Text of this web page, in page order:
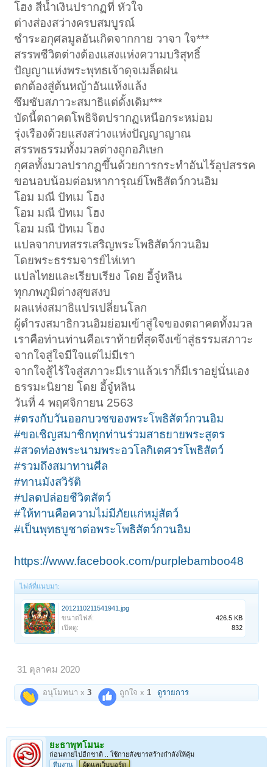
โฮง สีน้ำเงินปรากฏที่ หัวใจ
ต่างส่องสว่างครบสมบูรณ์
ชำระอกุศลมูลอันเกิดจากกาย วาจา ใจ***
สรรพชีวิตต่างต้องแสงแห่งความบริสุทธิ์
ปัญญาแห่งพระพุทธเจ้าดุจเมล็ดฝน
ตกต้องสู่ต้นหญ้าอันแห้งแล้ง
ซึมซับสภาวะสมาธิแต่ดั้งเดิม***
บัดนี้ตถาคตโพธิจิตปรากฏเหนือกระหม่อม
รุ่งเรืองด้วยแสงสว่างแห่งปัญญาญาณ
สรรพธรรมทั้งมวลต่างถูกอภิเษก
กุศลทั้งมวลปรากฏขึ้นด้วยการกระทำอันไร้อุปสรรค
ขอนอบน้อมต่อมหาการุณย์โพธิสัตว์กวนอิม
โอม มณี ปัทเม โฮง
โอม มณี ปัทเม โฮง
โอม มณี ปัทเม โฮง
แปลจากบทสรรเสริญพระโพธิสัตว์กวนอิม
โดยพระธรรมจารย์ไห่เทา
แปลไทยและเรียบเรียง โดย อี้จู๋หลิน
ทุกภพภูมิต่างสุขสงบ
ผลแห่งสมาธิแปรเปลี่ยนโลก
ผู้ดำรงสมาธิกวนอิมย่อมเข้าสู่ใจของตถาคตทั้งมวล
เราคือท่านท่านคือเราท้ายที่สุดจึงเข้าสู่ธรรมสภาวะ
จากใจสู่ใจมีใจแต่ไม่มีเรา
จากใจสู้ไร้ใจสู่สภาวะมีเราแล้วเราก็มีเราอยู่นั่นเอง
ธรรมะนิยาย โดย อี้จู๋หลิน
วันที่ 4 พฤศจิกายน 2563
#ตรงกับวันออกบวชของพระโพธิสัตว์กวนอิม
#ขอเชิญสมาชิกทุกท่านร่วมสาธยายพระสูตร
#สวดท่องพระนามพระอวโลกิเตศวรโพธิสัตว์
#รวมถึงสมาทานศีล
#ทานมังสวิรัติ
#ปลดปล่อยชีวิตสัตว์
#ให้ทานคือความไม่มีภัยแก่หมู่สัตว์
#เป็นพุทธบูชาต่อพระโพธิสัตว์กวนอิม
https://www.facebook.com/purplebamboo48
ไฟล์ที่แนบมา:
2012110211541941.jpg
ขนาดไฟล์:
426.5 KB
เปิดดู:
832
31 ตุลาคม 2020
อนุโมทนา x3 ถูกใจ x1 ดูรายการ
ยะธาพุทโมนะ
ก่อนตายไปอีกชาติ .. ใช้กายสังขารสร้างกำลังให้คุ้ม
ทีมงาน
ผู้ดูแลเว็บบอร์ด